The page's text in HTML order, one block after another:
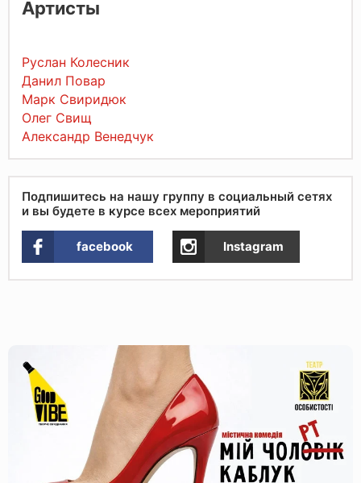
Артисты
Руслан Колесник
Данил Повар
Марк Свиридюк
Олег Свищ
Александр Венедчук
Подпишитесь на нашу группу в социальный сетях
и вы будете в курсе всех мероприятий
facebook Instagram